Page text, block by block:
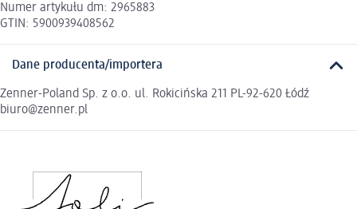
Numer artykułu dm: 2965883
GTIN: 5900939408562
Dane producenta/importera
Zenner-Poland Sp. z o.o. ul. Rokicińska 211 PL-92-620 Łódź
biuro@zenner.pl